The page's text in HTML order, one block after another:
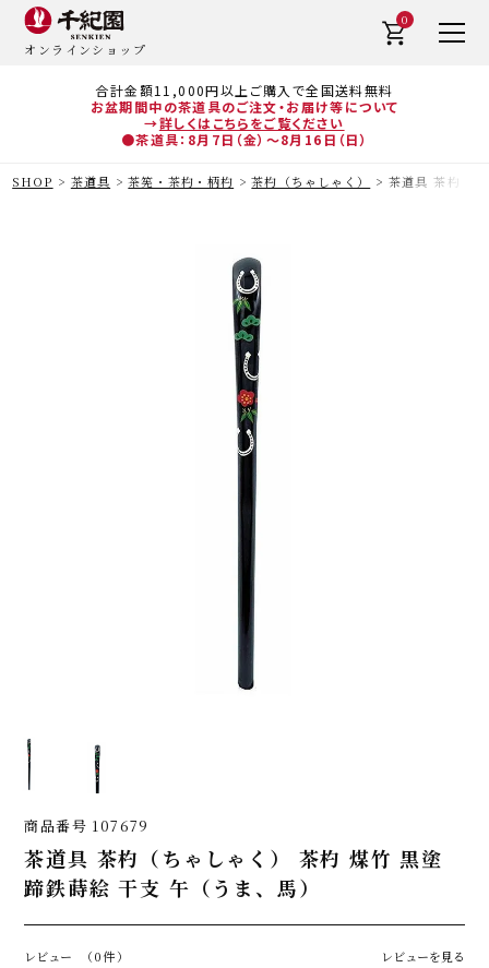
合計金額11,000円以上ご購入で全国送料無料
お盆期間中の茶道具のご注文・お届け等について
→詳しくはこちらをご覧ください
●茶道具：8月7日（金）～8月16日（日）
オンラインショップ
0
SHOP 茶道具 茶筅・茶杓・柄杓 茶杓（ちゃしゃく） 茶道具 茶杓（
商品番号 107679
茶道具 茶杓（ちゃしゃく） 茶杓 煤竹 黒塗
蹄鉄蒔絵 干支 午（うま、馬）
レビュー （0件） レビューを見る